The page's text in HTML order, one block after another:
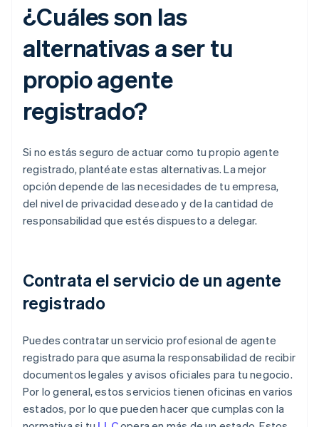
¿Cuáles son las
alternativas a ser tu
propio agente
registrado?
Si no estás seguro de actuar como tu propio agente
registrado, plantéate estas alternativas. La mejor
opción depende de las necesidades de tu empresa,
del nivel de privacidad deseado y de la cantidad de
responsabilidad que estés dispuesto a delegar.
Contrata el servicio de un agente
registrado
Puedes contratar un servicio profesional de agente
registrado para que asuma la responsabilidad de recibir
documentos legales y avisos oficiales para tu negocio.
Por lo general, estos servicios tienen oficinas en varios
estados, por lo que pueden hacer que cumplas con la